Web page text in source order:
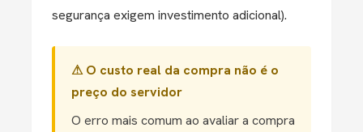
segurança exigem investimento adicional).
⚠ O custo real da compra não é o
preço do servidor
O erro mais comum ao avaliar a compra